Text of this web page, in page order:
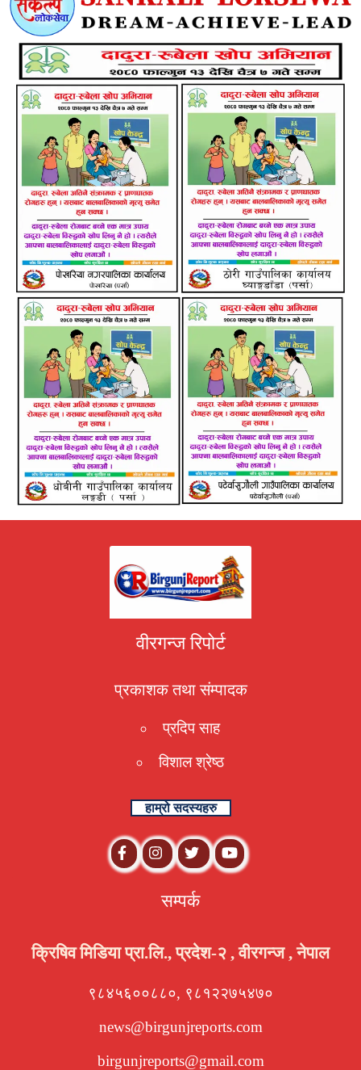
वीरगन्ज रिपोर्ट
प्रकाशक तथा संम्पादक
प्रदिप साह
विशाल श्रेष्ठ
हाम्रो सदस्यहरु
सम्पर्क
क्रिषिव मिडिया प्रा.लि., प्रदेश-२ , वीरगन्ज , नेपाल
९८४५६००८८०, ९८१२२७५४७०
news@birgunjreports.com
birgunjreports@gmail.com